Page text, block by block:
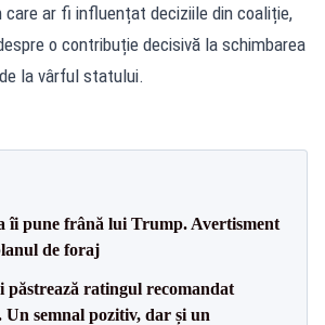
care ar fi influențat deciziile din coaliție,
o contribuție decisivă la schimbarea
la vârful statului.
îi pune frână lui Trump. Avertisment
de foraj
păstrează ratingul recomandat
semnal pozitiv, dar și un